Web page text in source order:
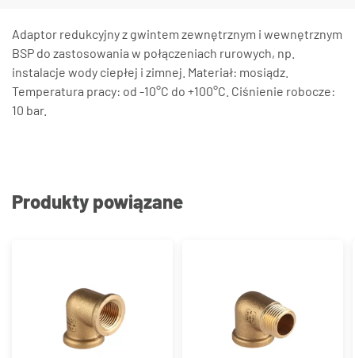
Adaptor redukcyjny z gwintem zewnętrznym i wewnętrznym
BSP do zastosowania w połączeniach rurowych, np.
instalacje wody ciepłej i zimnej. Materiał: mosiądz.
Temperatura pracy: od -10°C do +100°C. Ciśnienie robocze:
10 bar.
Produkty powiązane